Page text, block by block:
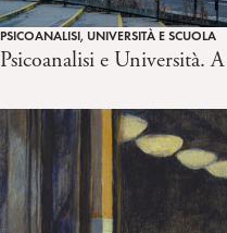
PSICOANALISI, UNIVERSITÀ E SCUOLA
Psicoanalisi e Università.